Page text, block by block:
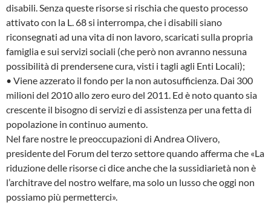
disabili. Senza queste risorse si rischia che questo processo
attivato con la L. 68 si interrompa, che i disabili siano
riconsegnati ad una vita di non lavoro, scaricati sulla propria
famiglia e sui servizi sociali (che però non avranno nessuna
possibilità di prendersene cura, visti i tagli agli Enti Locali);
• Viene azzerato il fondo per la non autosufficienza. Dai 300
milioni del 2010 allo zero euro del 2011. Ed è noto quanto sia
crescente il bisogno di servizi e di assistenza per una fetta di
popolazione in continuo aumento.
Nel fare nostre le preoccupazioni di Andrea Olivero,
presidente del Forum del terzo settore quando afferma che «La
riduzione delle risorse ci dice anche che la sussidiarietà non è
l’architrave del nostro welfare, ma solo un lusso che oggi non
possiamo più permetterci».